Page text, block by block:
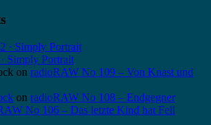
· Simply Portrait
Simply Portrait
on radioRAW No 109 – Von Knast und
on radioRAW No 108 – Endgegner
No 106 – Das letzte Kind hat Fell